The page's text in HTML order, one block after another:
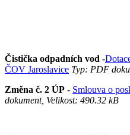
Čistička odpadních vod -
ČOV Jaroslavice Typ: PDF
Změna č. 2 ÚP - Smlouva o
dokument, Velikost: 490.32 kB